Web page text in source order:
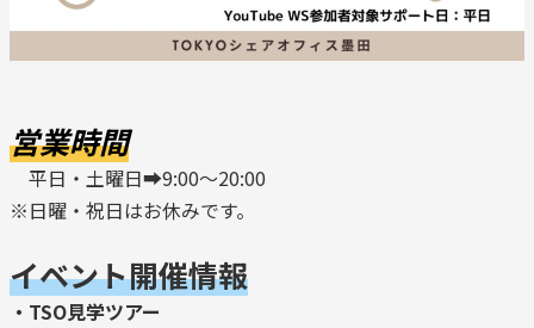
営業時間
平日・土曜日➡9:00～20:00
※日曜・祝日はお休みです。
イベント開催情報
・TSO見学ツアー